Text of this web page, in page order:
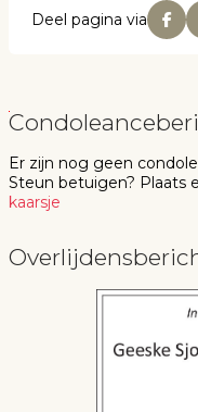
Deel pagina via
Er zijn nog geen
Steun betuigen? Plaats
kaarsje